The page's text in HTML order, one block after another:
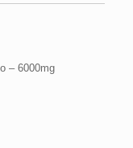
– 6000mg